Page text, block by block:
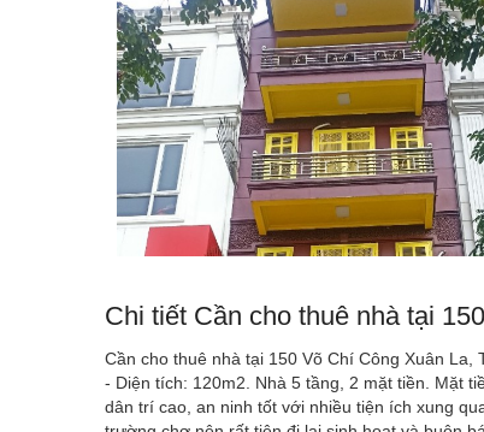
Chi tiết Cần cho thuê nhà tại
Cần cho thuê nhà tại 150 Võ Chí Công Xuân La,
- Diện tích: 120m2. Nhà 5 tầng, 2 mặt tiền. Mặt
dân trí cao, an ninh tốt với nhiều tiện ích xung